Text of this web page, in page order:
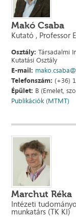
Makó Csaba
Kutató , Professor
Osztály: Társadalmi
Kutatási Osztály
E-mail:
Telefonszám: (+36)
Épület: B (Emelet,
Publikációk (MTMT)
Marchut Réka
Intézeti
munkatárs (TK KI)